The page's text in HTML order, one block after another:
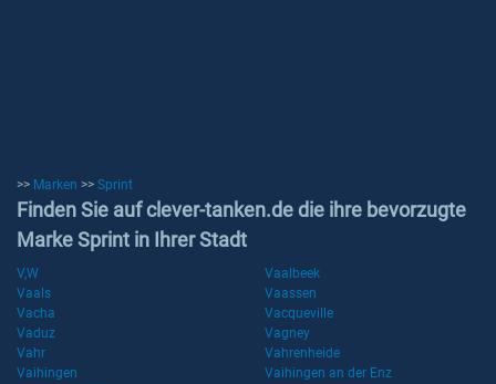
>> Marken >> Sprint
Finden Sie auf clever-tanken.de die ihre bevorzugte
Marke Sprint in Ihrer Stadt
V,W
Vaalbeek
Vaals
Vaassen
Vacha
Vacqueville
Vaduz
Vagney
Vahr
Vahrenheide
Vaihingen
Vaihingen an der Enz